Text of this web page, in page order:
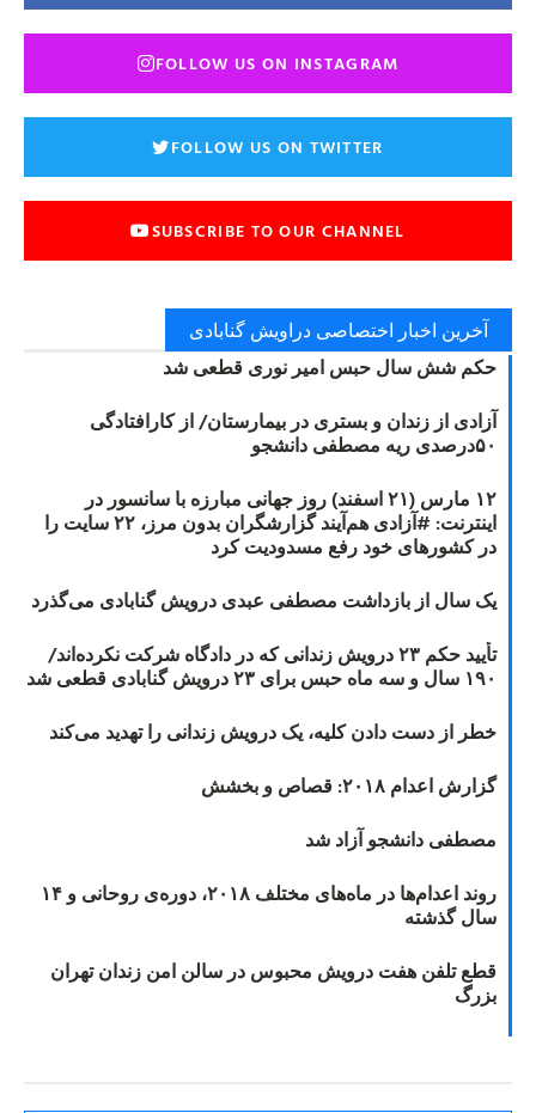
FOLLOW US ON INSTAGRAM
FOLLOW US ON TWITTER
SUBSCRIBE TO OUR CHANNEL
آخرین اخبار اختصاصی دراویش گنابادی
حکم شش سال حبس امیر نوری قطعی شد
آزادی از زندان و بستری در بیمارستان/ از کارافتادگی
۵۰درصدی ریه مصطفی دانشجو
۱۲ مارس (۲۱ اسفند) روز جهانی مبارزه با سانسور در
اینترنت: #آزادی هم‌آیند گزارشگران‌ بدون مرز، ۲۲ سایت را
در کشورهای خود رفع مسدودیت کرد
یک سال از بازداشت مصطفی عبدی درویش گنابادی می‌گذرد
تأیید حکم ۲۳ درویش زندانی که در دادگاه شرکت نکرده‌اند/
۱۹۰ سال و سه ماه حبس برای ۲۳ درویش گنابادی قطعی شد
خطر از دست دادن کلیه، یک درویش زندانی را تهدید می‌کند
گزارش اعدام ۲۰۱۸: قصاص و بخشش
مصطفی دانشجو آزاد شد
روند اعدام‌ها در ماه‌های مختلف ۲۰۱۸، دوره‌ی روحانی و ۱۴
سال گذشته
قطع تلفن هفت درویش محبوس در سالن امن زندان تهران
بزرگ